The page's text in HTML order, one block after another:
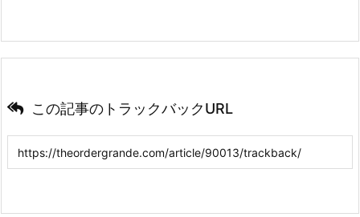
この記事のトラックバックURL